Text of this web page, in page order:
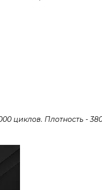
циклов. Плотность -